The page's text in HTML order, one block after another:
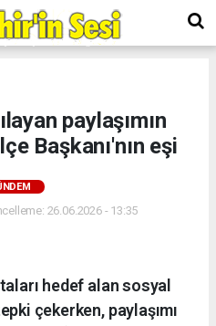
paylaşımın
Başkanı'nın eşi
26.06.2026 - 13:35
hedef alan sosyal
çekerken, paylaşımı